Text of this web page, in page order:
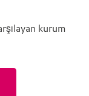
kurum